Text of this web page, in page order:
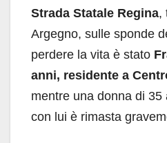
Strada Statale Regina,
Argegno, sulle sponde
perdere la vita è stato
anni, residente a
mentre una donna di 35
con lui è rimasta